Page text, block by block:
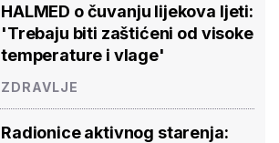
HALMED o čuvanju lijekova ljeti:
'Trebaju biti zaštićeni od visoke
temperature i vlage'
ZDRAVLJE
Radionice aktivnog starenja: